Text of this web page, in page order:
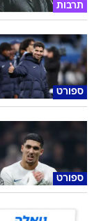
תרבות
ספורט
ספורט